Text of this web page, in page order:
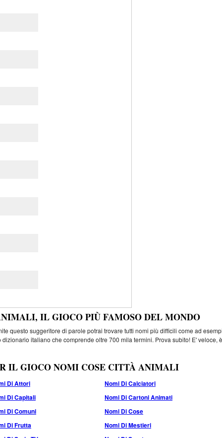
IL GIOCO PIÙ FAMOSO DEL MONDO
questo suggeritore di parole potrai trovare tutti nomi più difficili come ad
italiano che comprende oltre 700 mila termini. Prova subito! E' veloce, è
IL GIOCO NOMI COSE CITTÀ ANIMALI
Di Attori
Nomi Di Calciatori
Di Capitali
Nomi Di Cartoni Animati
Di Comuni
Nomi Di Cose
Di Frutta
Nomi Di Mestieri